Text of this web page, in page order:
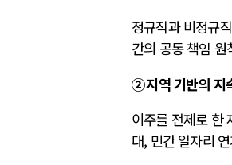
정규직과 비정규
간의 공동 책임
② 지역 기반의 지
이주를 전제로 한
대, 민간 일자리